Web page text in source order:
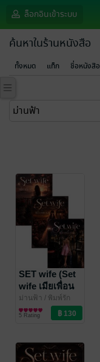
ล็อกอินเข้าระบบ
ค้นหาในร้านหนังสือ
ทั้งหมด แท็ก ชื่อหนังสือ
SET wife (Set
wife เมียเพื่อน
+ Set wife เมีย
แต่ง + Set wife
เมียเถื่อน)
ม่านฟ้า / พิมพ์รัก
ด้วยอักษร
นิยายโรมานซ์
5 Rating